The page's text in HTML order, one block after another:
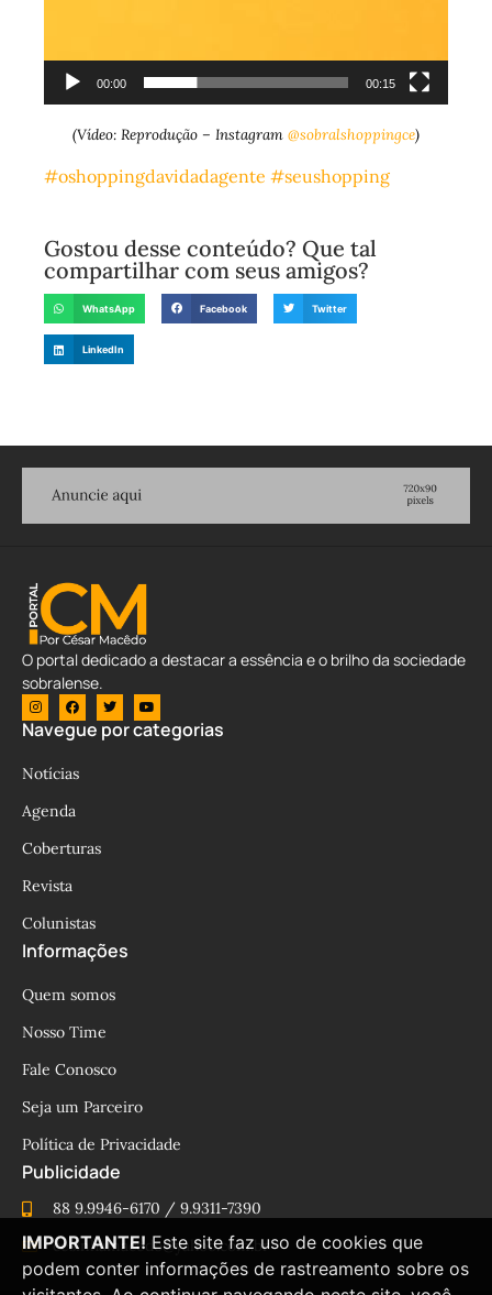
00:00 00:15
(Vídeo: Reprodução – Instagram @sobralshoppingce)
#oshoppingdavidadagente #seushopping
Gostou desse conteúdo? Que tal
compartilhar com seus amigos?
WhatsApp Facebook Twitter
LinkedIn
O portal dedicado a destacar a essência e o brilho da sociedade
sobralense.
Navegue por categorias
Notícias
Agenda
Coberturas
Revista
Colunistas
Informações
Quem somos
Nosso Time
Fale Conosco
Seja um Parceiro
Política de Privacidade
Publicidade
88 9.9946-6170 / 9.9311-7390
cesinhamacedo@yahoo.com.br
IMPORTANTE! Este site faz uso de cookies que
podem conter informações de rastreamento sobre os